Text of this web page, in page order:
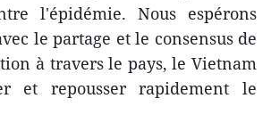
l'épidémie. Nous espérons
le partage et le consensus de
à travers le pays, le Vietnam
et repousser rapidement le